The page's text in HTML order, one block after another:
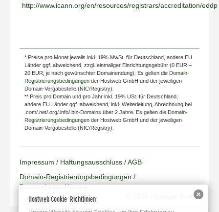
http://www.icann.org/en/resources/registrars/accreditation/eddp
* Preise pro Monat jeweils inkl. 19% MwSt. für Deutschland, andere EU
Länder ggf. abweichend, zzgl. einmaliger Einrichtungsgebühr (0 EUR –
20 EUR, je nach gewünschter Domainendung). Es gelten die Domain-
Registrierungsbedingungen der Hostweb GmbH und der jeweiligen
Domain-Vergabestelle (NIC/Registry).
** Preis pro Domain und pro Jahr inkl. 19% USt. für Deutschland,
andere EU Länder ggf. abweichend, inkl. Weiterleitung, Abrechnung bei
.com/.net/.org/.info/.biz-Domains über 2 Jahre. Es gelten die Domain-
Registrierungsbedingungen der Hostweb GmbH und der jeweiligen
Domain-Vergabestelle (NIC/Registry).
Impressum / Haftungsausschluss /AGB
Domain-Registrierungsbedingungen /
Datenschutzerklärung
© 2016 Hostweb GmbH
Hostweb Cookie-Richtlinien